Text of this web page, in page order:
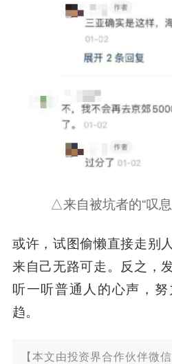
△来自被坑者的“叹
或许， 试图偷懒直接走别
来自己无路可走。反之，
听一听普通人的心声，
趋。
【本文由投资界合作伙伴微